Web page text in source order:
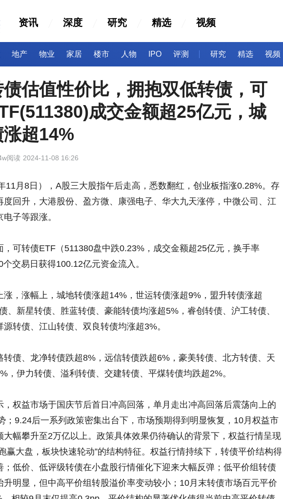
资讯 深度 研究 精选 视频
地产 物业 家居 楼市 人物 IPO 评测 研究 精选 视频
估值性价比，拥抱双低转债，可
成交金额超25亿元，城
超14%
阅读 2024-11-08 16:26
11月8日），A股三大股指午后走高，悉数翻红，创业板指涨0.28%。存
度回升，大港股份、盈方微、康强电子、华大九天涨停，中微公司、江
子等跟涨。
，可转债ETF（511380盘中跌0.23%，成交金额超25亿元，换手率
交易日获得100.12亿元资金流入。
涨，涨幅上，城地转债涨超14%，世运转债涨超9%，盟升转债涨超
、新星转债、胜蓝转债、豪能转债均涨超5%，睿创转债、沪工转债、
源转债、江山转债、双良转债均涨超3%。
转债、龙净转债跌超8%，远信转债跌超6%，豪美转债、北方转债、天
，伊力转债、溢利转债、交建转债、平煤转债均跌超2%。
，权益市场于国庆节后首日冲高回落，单月走出冲高回落后震荡向上的
；9.24后一系列政策密集出台下，市场预期得到明显恢复，10月权益市
大幅攀升至2万亿以上。政策具体效果仍待确认的背景下，权益行情呈现
赢大盘，板块快速轮动”的结构特征。权益行情持续下，转债平价结构得
；低价、低评级转债在小盘股行情催化下迎来大幅反弹；低平价组转债
升明显，但中高平价组转股溢价率变动较小；10月末转债市场百元平价